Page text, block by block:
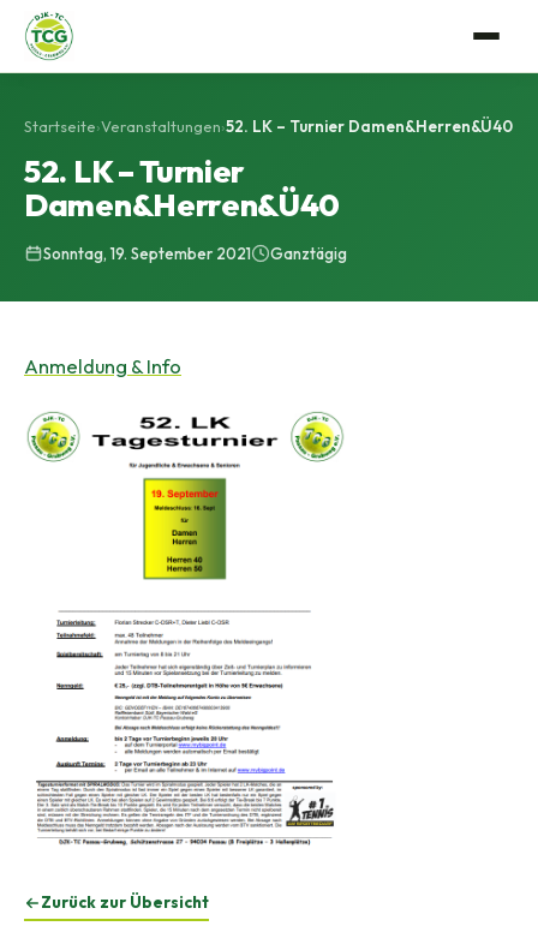
Anlage
Mitgliedschaft
Vorstandschaft
Geschichte
Bildergalerie
Tennis
Trainerteam
Startseite›Veranstaltungen›52. LK – Turnier Damen&Herren&Ü40
52. LK – Turnier
Damen&Herren&Ü40
Sonntag, 19. September 2021 Ganztägig
Anmeldung & Info
Zurück zur Übersicht